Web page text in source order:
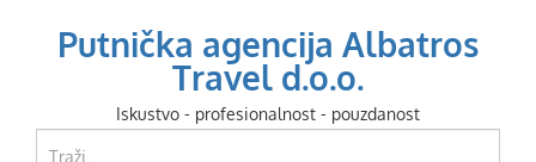
Putnička agencija Albatros
Travel d.o.o.
Iskustvo - profesionalnost - pouzdanost